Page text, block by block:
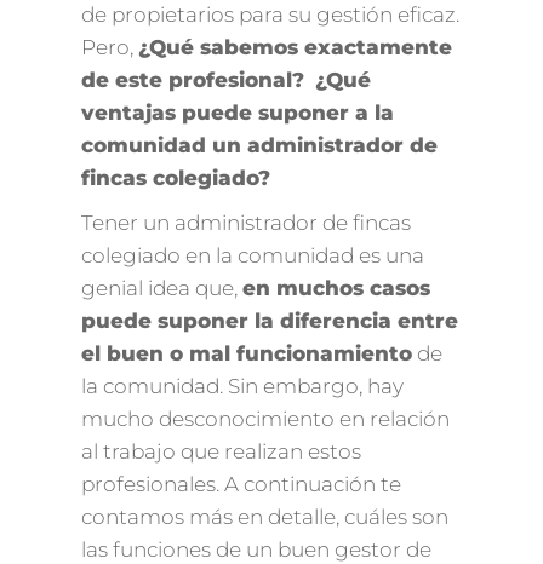
de propietarios para su gestión eficaz.
Pero, ¿Qué sabemos exactamente
de este profesional? ¿Qué
ventajas puede suponer a la
comunidad un administrador de
fincas colegiado?
Tener un administrador de fincas
colegiado en la comunidad es una
genial idea que, en muchos casos
puede suponer la diferencia entre
el buen o mal funcionamientode
la comunidad. Sin embargo, hay
mucho desconocimiento en relación
al trabajo que realizan estos
profesionales. A continuación te
contamos más en detalle, cuáles son
las funciones de un buen gestor de